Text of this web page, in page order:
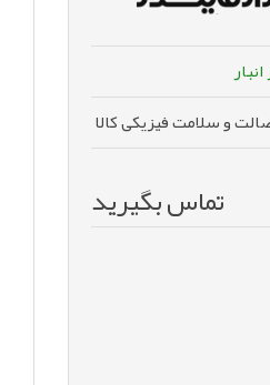
و سلامت فیزیکی کالا
تماس بگیرید